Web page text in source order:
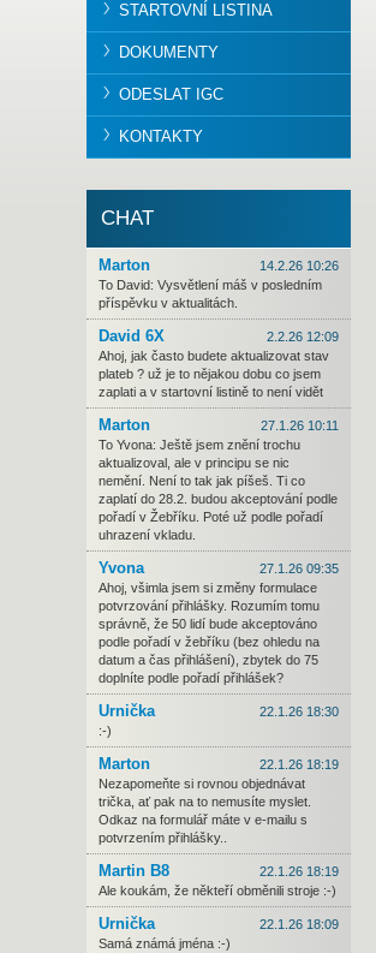
STARTOVNÍ LISTINA
DOKUMENTY
ODESLAT IGC
KONTAKTY
CHAT
Marton
14.2.26 10:26
To David: Vysvětlení máš v posledním
příspěvku v aktualitách.
David 6X
2.2.26 12:09
Ahoj, jak často budete aktualizovat stav
plateb ? už je to nějakou dobu co jsem
zaplati a v startovní listině to není vidět
Marton
27.1.26 10:11
To Yvona: Ještě jsem znění trochu
aktualizoval, ale v principu se nic
nemění. Není to tak jak píšeš. Ti co
zaplatí do 28.2. budou akceptování podle
pořadí v Žebříku. Poté už podle pořadí
uhrazení vkladu.
Yvona
27.1.26 09:35
Ahoj, všimla jsem si změny formulace
potvrzování přihlášky. Rozumím tomu
správně, že 50 lidí bude akceptováno
podle pořadí v žebříku (bez ohledu na
datum a čas přihlášení), zbytek do 75
doplníte podle pořadí přihlášek?
Urnička
22.1.26 18:30
:-)
Marton
22.1.26 18:19
Nezapomeňte si rovnou objednávat
trička, ať pak na to nemusíte myslet.
Odkaz na formulář máte v e-mailu s
potvrzením přihlášky..
Martin B8
22.1.26 18:19
Ale koukám, že někteří obměnili stroje :-)
Urnička
22.1.26 18:09
Samá známá jména :-)